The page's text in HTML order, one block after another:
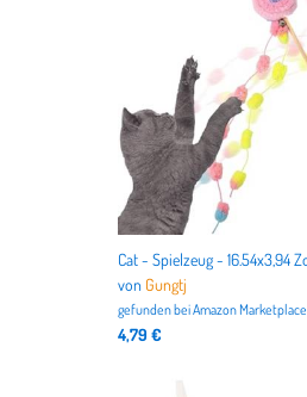
von Gungtj
gefunden beiAmazon Marketplace
4,79 €